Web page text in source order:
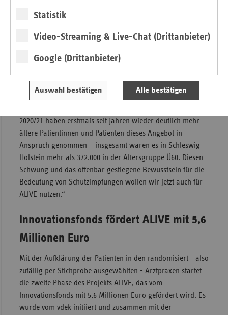
Statistik
Video-Streaming & Live-Chat (Drittanbieter)
Google (Drittanbieter)
Auswahl bestätigen Alle bestätigen
Vorstandsvorsitzende der Kassenärztlichen Vereinigung
Landesvertretung Schleswig-Holstein des Verbandes der
eine Impfquote von 75 Prozent als Ziel formuliert. Davon
2020/21 haben erstmals seit Jahren wieder deutlich mehr
ältere Patientinnen und Patienten dieses Angebot in
Anspruch genommen – insgesamt waren es in Schleswig-
Holstein mehr als 372.000 in der Altersgruppe Ü60. Diesen
Schwung und das offenbar gestiegene Bewusstsein für die
Bedeutung von Schutzimpfungen wollen wir jetzt auch für
ALIVE nutzen.“
Innovationsfonds fördert ALIVE mit 5,6
Millionen Euro
Mit der Aufklärung der Patienten in den randomisiert - also
zufällig per Stichprobe ausgewählten - Arztpraxen startet
die zweite Phase des Projekts ALIVE, das vom
Innovationsfonds mit 5,6 Millionen Euro gefördert wird. Es
wurde vom vdek initiiert und zusammen mit der